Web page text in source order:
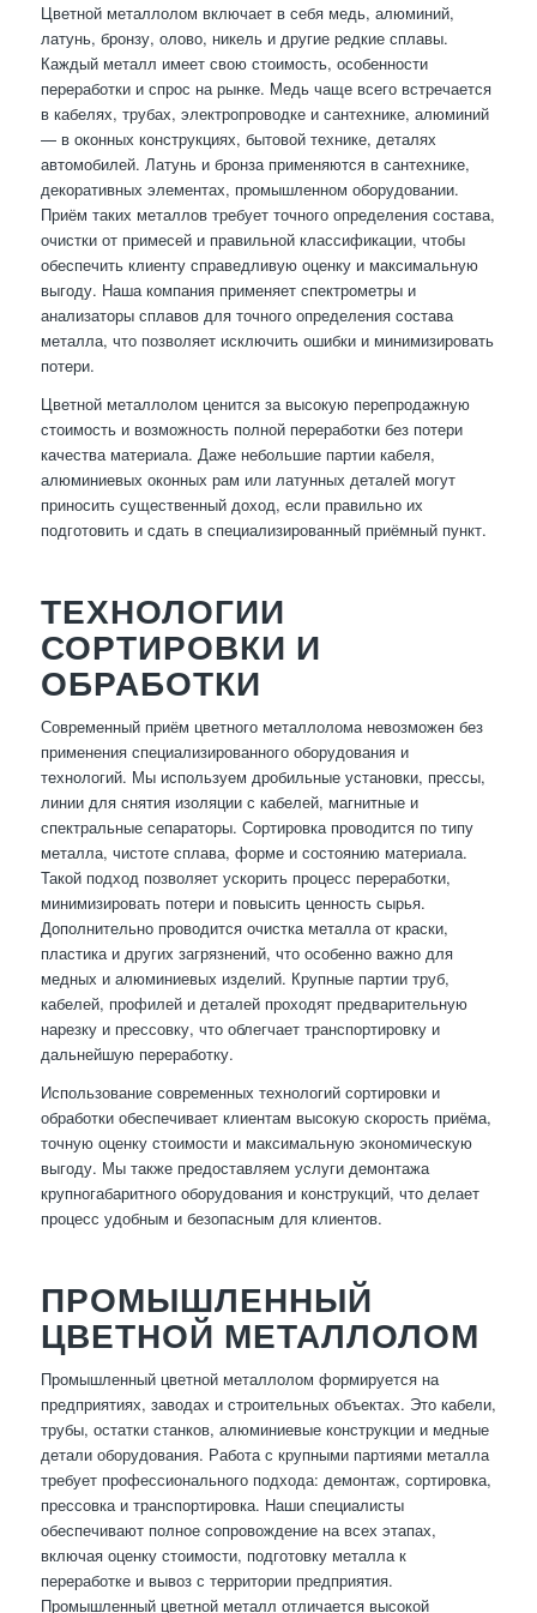
Цветной металлолом включает в себя медь, алюминий,
латунь, бронзу, олово, никель и другие редкие сплавы.
Каждый металл имеет свою стоимость, особенности
переработки и спрос на рынке. Медь чаще всего встречается
в кабелях, трубах, электропроводке и сантехнике, алюминий
— в оконных конструкциях, бытовой технике, деталях
автомобилей. Латунь и бронза применяются в сантехнике,
декоративных элементах, промышленном оборудовании.
Приём таких металлов требует точного определения состава,
очистки от примесей и правильной классификации, чтобы
обеспечить клиенту справедливую оценку и максимальную
выгоду. Наша компания применяет спектрометры и
анализаторы сплавов для точного определения состава
металла, что позволяет исключить ошибки и минимизировать
потери.
Цветной металлолом ценится за высокую перепродажную
стоимость и возможность полной переработки без потери
качества материала. Даже небольшие партии кабеля,
алюминиевых оконных рам или латунных деталей могут
приносить существенный доход, если правильно их
подготовить и сдать в специализированный приёмный пункт.
ТЕХНОЛОГИИ
СОРТИРОВКИ И
ОБРАБОТКИ
Современный приём цветного металлолома невозможен без
применения специализированного оборудования и
технологий. Мы используем дробильные установки, прессы,
линии для снятия изоляции с кабелей, магнитные и
спектральные сепараторы. Сортировка проводится по типу
металла, чистоте сплава, форме и состоянию материала.
Такой подход позволяет ускорить процесс переработки,
минимизировать потери и повысить ценность сырья.
Дополнительно проводится очистка металла от краски,
пластика и других загрязнений, что особенно важно для
медных и алюминиевых изделий. Крупные партии труб,
кабелей, профилей и деталей проходят предварительную
нарезку и прессовку, что облегчает транспортировку и
дальнейшую переработку.
Использование современных технологий сортировки и
обработки обеспечивает клиентам высокую скорость приёма,
точную оценку стоимости и максимальную экономическую
выгоду. Мы также предоставляем услуги демонтажа
крупногабаритного оборудования и конструкций, что делает
процесс удобным и безопасным для клиентов.
ПРОМЫШЛЕННЫЙ
ЦВЕТНОЙ МЕТАЛЛОЛОМ
Промышленный цветной металлолом формируется на
предприятиях, заводах и строительных объектах. Это кабели,
трубы, остатки станков, алюминиевые конструкции и медные
детали оборудования. Работа с крупными партиями металла
требует профессионального подхода: демонтаж, сортировка,
прессовка и транспортировка. Наши специалисты
обеспечивают полное сопровождение на всех этапах,
включая оценку стоимости, подготовку металла к
переработке и вывоз с территории предприятия.
Промышленный цветной металл отличается высокой